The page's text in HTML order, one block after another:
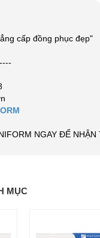
cấp đồng phục đẹp"
NGAY ĐỂ
MỤC